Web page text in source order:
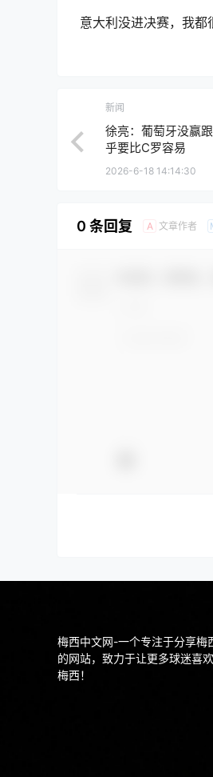
意大利没进决赛，我都
新闻
徐亮：葡萄牙没赢
乎要比C罗容易
2026-6-18 14:14:30
0 条回复 A 文章作者
梅西中文网-一个专注于分享梅
的网站，致力于让更多球迷喜
梅西！